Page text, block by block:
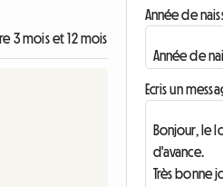
3 mois et 12 mois
Année de
Ecris un